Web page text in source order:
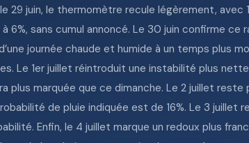
29 juin, le thermomètre recule légèrement, avec
sans cumul annoncé. Le 30 juin confirme ce
journée chaude et humide à un temps plus
Le 1er juillet réintroduit une instabilité plus nette,
plus marquée que ce dimanche. Le 2 juillet reste
de pluie indiquée est de 16%. Le 3 juillet
Enfin, le 4 juillet marque un redoux plus